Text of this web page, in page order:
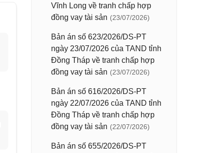
Vĩnh Long về tranh chấp hợp
đồng vay tài sản (23/07/2026)
Bản án số 623/2026/DS-PT
ngày 23/07/2026 của TAND tỉnh
Đồng Tháp về tranh chấp hợp
đồng vay tài sản (23/07/2026)
Bản án số 616/2026/DS-PT
ngày 22/07/2026 của TAND tỉnh
Đồng Tháp về tranh chấp hợp
đồng vay tài sản (22/07/2026)
Bản án số 655/2026/DS-PT